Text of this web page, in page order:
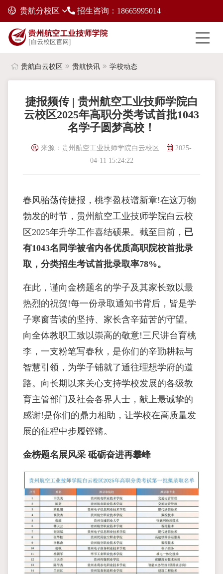
贵航分校区 招生咨询：18665995014
贵航白云校区 贵航快讯 学校动态
捷报频传 | 贵州航空工业技师学院白
云校区2025年高职分类考试首批1043
名学子圆梦高校！
来源：贵州航空工业技师学院白云校区
2025-
04-11 15:24:22
春风骀荡传捷报，桃李盈枝谱新章!在这万物
勃发的时节，贵州航空工业技师学院白云校
区2025年升学工作喜结硕果。截至目前， 已
有1043名同学被省内各优质高职院校首批录
取，分类招生考试首批录取率78%。
在此，谨向金榜题名的学子及其家长致以最
热烈的祝贺!每一份录取通知书背后，皆是学
子寒窗苦读的坚持、家长含辛茹苦的守望。
向全体教职工致以崇高的敬意!三尺讲台育桃
李，一支粉笔写春秋，是你们的辛勤耕耘与
智慧引领，为学子铺就了通往理想学府的道
路。向长期以来关心支持学校发展的各级教
育主管部门及社会各界人士，献上最诚挚的
感谢!是你们的鼎力相助，让学校在高质量发
展的征程中步履铿锵。
金榜题名展风采 砥砺奋进再攀峰